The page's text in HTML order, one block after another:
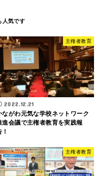
主権者教育
2022.12.21
ながわ元気な学校ネットワーク
進会議で主権者教育を実践報
主権者教育